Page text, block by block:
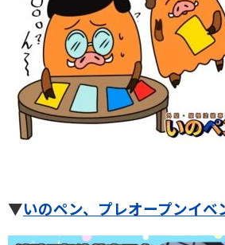
▼いのペン、プレオープンイベ